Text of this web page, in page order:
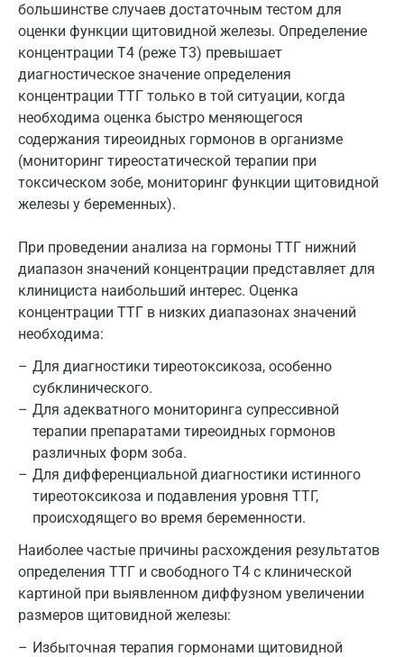
большинстве случаев достаточным тестом для
оценки функции щитовидной железы. Определение
концентрации Т4 (реже Т3) превышает
диагностическое значение определения
концентрации ТТГ только в той ситуации, когда
необходима оценка быстро меняющегося
содержания тиреоидных гормонов в организме
(мониторинг тиреостатической терапии при
токсическом зобе, мониторинг функции щитовидной
железы у беременных).
При проведении анализа на гормоны ТТГ нижний
диапазон значений концентрации представляет для
клинициста наибольший интерес. Оценка
концентрации ТТГ в низких диапазонах значений
необходима:
Для диагностики тиреотоксикоза, особенно
субклинического.
Для адекватного мониторинга супрессивной
терапии препаратами тиреоидных гормонов
различных форм зоба.
Для дифференциальной диагностики истинного
тиреотоксикоза и подавления уровня ТТГ,
происходящего во время беременности.
Наиболее частые причины расхождения результатов
определения ТТГ и свободного Т4 с клинической
картиной при выявленном диффузном увеличении
размеров щитовидной железы:
Избыточная терапия гормонами щитовидной